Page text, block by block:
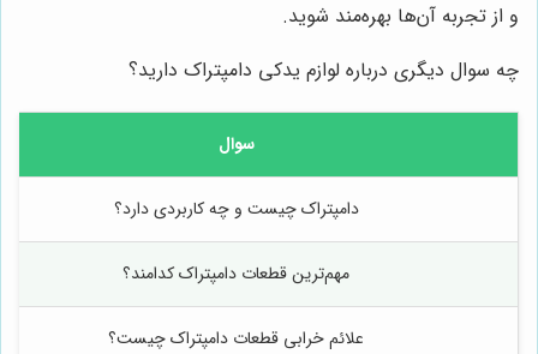
و از تجربه آن‌ها بهره‌مند شوید.
چه سوال دیگری درباره لوازم یدکی دامپتراک دارید؟
سوال
دامپتراک چیست و چه کاربردی دارد؟
مهم‌ترین قطعات دامپتراک کدامند؟
علائم خرابی قطعات دامپتراک چیست؟